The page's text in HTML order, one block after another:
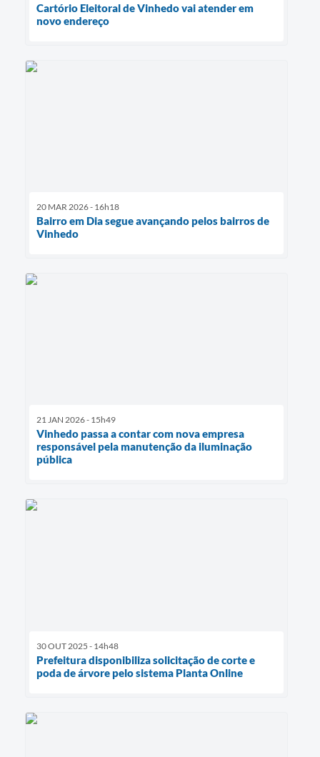
Cartório Eleitoral de Vinhedo vai atender em
novo endereço
20 MAR 2026 - 16h18
Bairro em Dia segue avançando pelos bairros de
Vinhedo
21 JAN 2026 - 15h49
Vinhedo passa a contar com nova empresa
responsável pela manutenção da iluminação
pública
30 OUT 2025 - 14h48
Prefeitura disponibiliza solicitação de corte e
poda de árvore pelo sistema Planta Online